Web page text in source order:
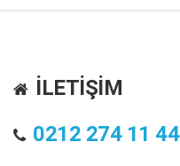
İLETİŞİM
0212 274 11 44